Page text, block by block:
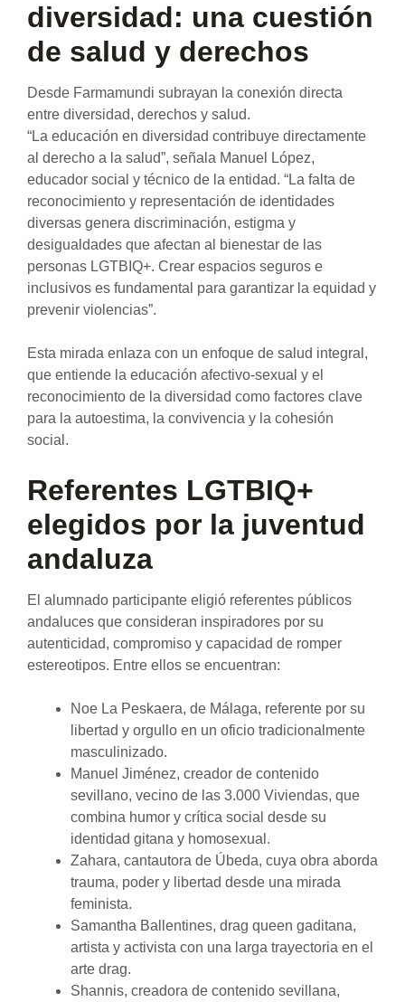
diversidad: una cuestión
de salud y derechos
Desde Farmamundi subrayan la conexión directa
entre diversidad, derechos y salud.
“La educación en diversidad contribuye directamente
al derecho a la salud”, señala Manuel López,
educador social y técnico de la entidad. “La falta de
reconocimiento y representación de identidades
diversas genera discriminación, estigma y
desigualdades que afectan al bienestar de las
personas LGTBIQ+. Crear espacios seguros e
inclusivos es fundamental para garantizar la equidad y
prevenir violencias”.
Esta mirada enlaza con un enfoque de salud integral,
que entiende la educación afectivo-sexual y el
reconocimiento de la diversidad como factores clave
para la autoestima, la convivencia y la cohesión
social.
Referentes LGTBIQ+
elegidos por la juventud
andaluza
El alumnado participante eligió referentes públicos
andaluces que consideran inspiradores por su
autenticidad, compromiso y capacidad de romper
estereotipos. Entre ellos se encuentran:
Noe La Peskaera, de Málaga, referente por su
libertad y orgullo en un oficio tradicionalmente
masculinizado.
Manuel Jiménez, creador de contenido
sevillano, vecino de las 3.000 Viviendas, que
combina humor y crítica social desde su
identidad gitana y homosexual.
Zahara, cantautora de Úbeda, cuya obra aborda
trauma, poder y libertad desde una mirada
feminista.
Samantha Ballentines, drag queen gaditana,
artista y activista con una larga trayectoria en el
arte drag.
Shannis, creadora de contenido sevillana,